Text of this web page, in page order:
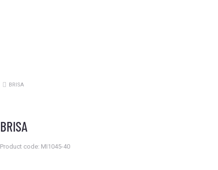
Estás aquí:
BRISA
BRISA
Product code: MI1045-40